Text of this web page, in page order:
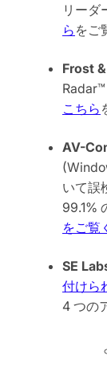
リーダ
ら をご
Frost
こちら
AV-
いて誤
99.1%
をご覧
SE
付けら
4 つの